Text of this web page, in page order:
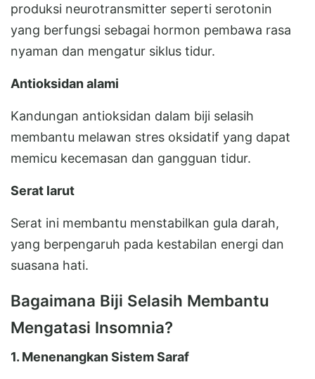
produksi neurotransmitter seperti serotonin
yang berfungsi sebagai hormon pembawa rasa
nyaman dan mengatur siklus tidur.
Antioksidan alami
Kandungan antioksidan dalam biji selasih
membantu melawan stres oksidatif yang dapat
memicu kecemasan dan gangguan tidur.
Serat larut
Serat ini membantu menstabilkan gula darah,
yang berpengaruh pada kestabilan energi dan
suasana hati.
Bagaimana Biji Selasih Membantu
Mengatasi Insomnia?
1. Menenangkan Sistem Saraf